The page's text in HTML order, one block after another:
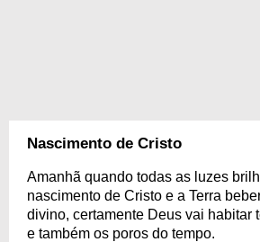
Nascimento de Cristo
Amanhã quando todas as luzes
nascimento de Cristo e a Terra
divino, certamente Deus vai habitar
e também os poros do tempo.